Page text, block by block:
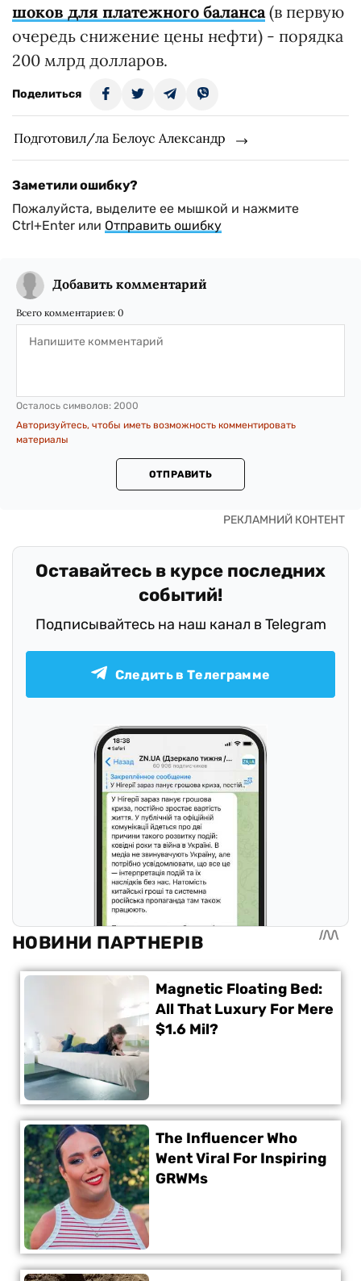
шоков для платежного баланса(в первую
очередь снижение цены нефти) - порядка
200 млрд долларов.
Поделиться
Подготовил/ла Белоус Александр
Заметили ошибку?
Пожалуйста, выделите ее мышкой и нажмите
Ctrl+Enter или Отправить ошибку
Добавить комментарий
Всего комментариев: 0
Осталось символов: 2000
Авторизуйтесь, чтобы иметь возможность комментировать
материалы
ОТПРАВИТЬ
Оставайтесь в курсе последних
событий!
Подписывайтесь на наш канал в Telegram
Следить в Телеграмме